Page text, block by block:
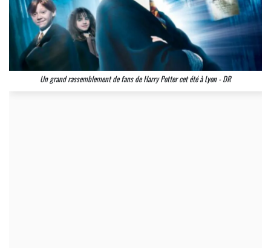
Un grand rassemblement de fans de Harry Potter cet été à Lyon - DR